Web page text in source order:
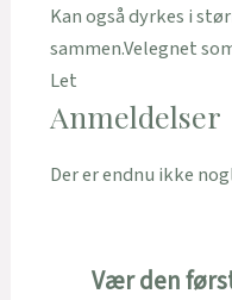
Kan også dyrkes i
sammen.Velegnet
Let
Anmeldelser
Der er endnu ikke
Vær den